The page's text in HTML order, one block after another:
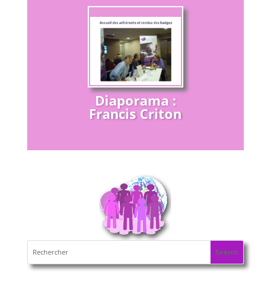
Diaporama :
Francis Criton